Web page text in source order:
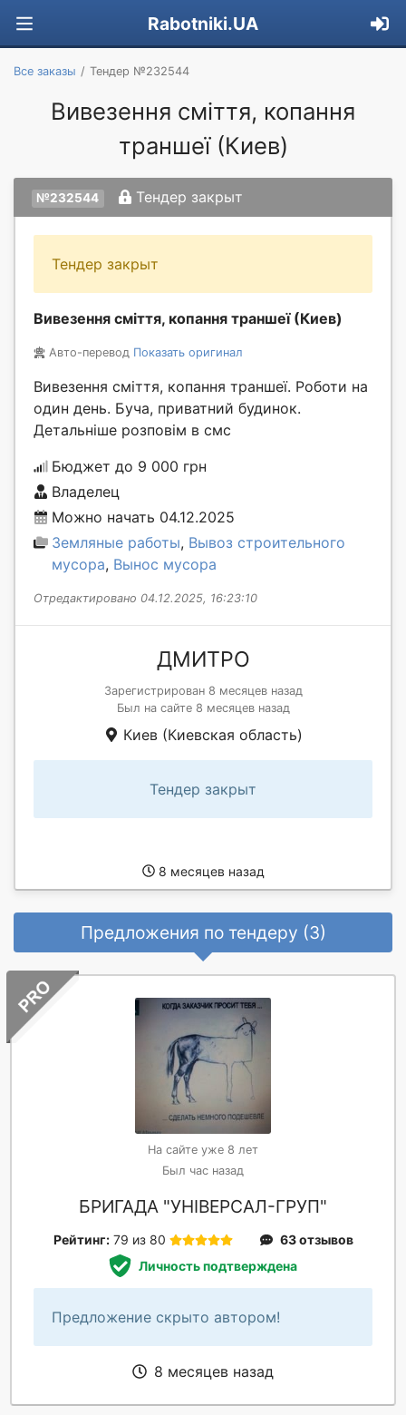
Rabotniki.UA
Все заказы Тендер №232544
Вивезення сміття, копання
траншеї (Киев)
№232544 Тендер закрыт
Тендер закрыт
Вивезення сміття, копання траншеї (Киев)
Авто-перевод Показать оригинал
Вивезення сміття, копання траншеї. Роботи на
один день. Буча, приватний будинок.
Детальніше розповім в смс
Бюджет до 9 000 грн
Владелец
Можно начать 04.12.2025
Земляные работы, Вывоз строительного
мусора, Вынос мусора
Отредактировано 04.12.2025, 16:23:10
ДМИТРО
Зарегистрирован 8 месяцев назад
Был на сайте 8 месяцев назад
Киев (Киевская область)
Тендер закрыт
8 месяцев назад
Предложения по тендеру (3)
На сайте уже 8 лет
Был час назад
БРИГАДА "УНІВЕРСАЛ-ГРУП"
Рейтинг: 79 из 80
63 отзывов
Личность подтверждена
Предложение скрыто автором!
8 месяцев назад